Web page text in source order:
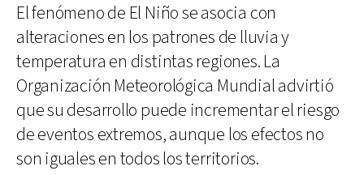
El fenómeno de El Niño se asocia con
alteraciones en los patrones de lluvia y
temperatura en distintas regiones. La
Organización Meteorológica Mundial advirtió
que su desarrollo puede incrementar el riesgo
de eventos extremos, aunque los efectos no
son iguales en todos los territorios.